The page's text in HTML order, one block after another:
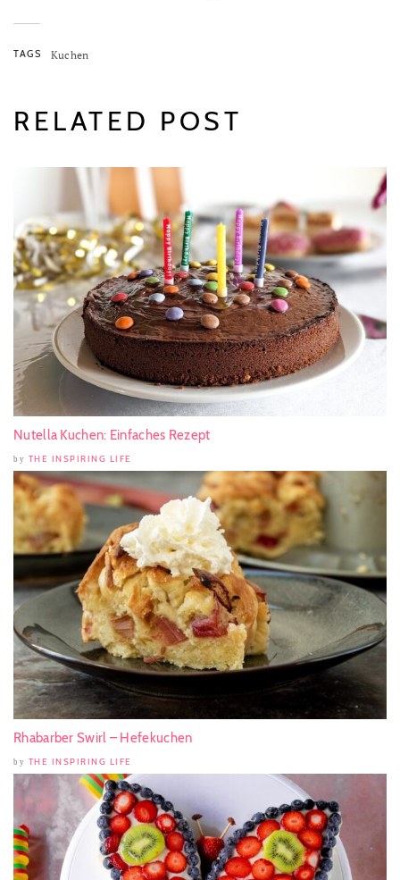
TAGS Kuchen
RELATED POST
Nutella Kuchen: Einfaches Rezept
by THE INSPIRING LIFE
Rhabarber Swirl – Hefekuchen
by THE INSPIRING LIFE